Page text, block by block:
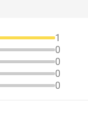
1
0
0
0
0